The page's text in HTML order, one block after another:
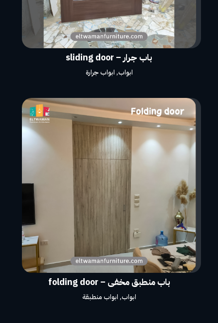
باب جرار – sliding door
ابواب, ابواب جرارة
باب منطبق مخفى – folding door
ابواب, ابواب منطبقة